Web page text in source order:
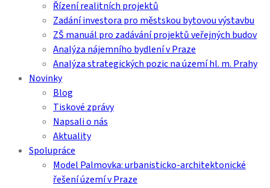
Řízení realitních projektů
Zadání investora pro městskou bytovou výstavbu
ZŠ manuál pro zadávání projektů veřejných budov
Analýza nájemního bydlení v Praze
Analýza strategických pozic na území hl. m. Prahy
Novinky
Blog
Tiskové zprávy
Napsali o nás
Aktuality
Spolupráce
Model Palmovka: urbanisticko-architektonické
řešení území v Praze